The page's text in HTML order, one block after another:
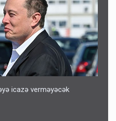
icazə verməyəcək